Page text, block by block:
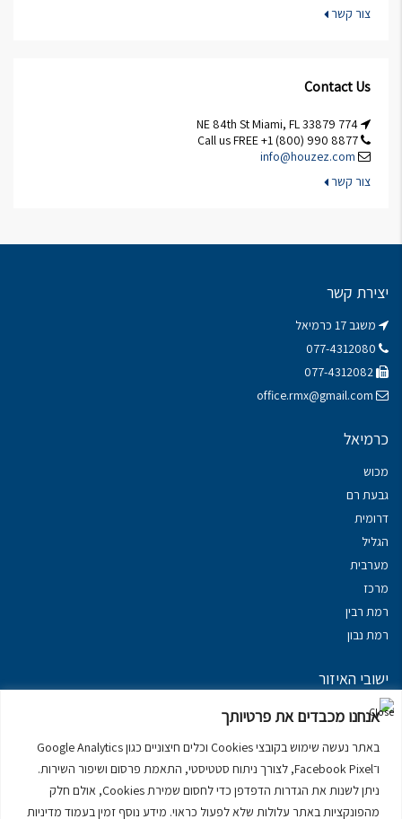
אנחנו מכבדים את פרטיותך
באתר נעשה שימוש בקובצי Cookies וכלים חיצוניים כגון Google Analytics
ו־Facebook Pixel, לצורך ניתוח סטטיסטי, התאמת פרסום ושיפור השירות.
ניתן לשנות את הגדרות הדפדפן כדי לחסום שמירת Cookies, אולם חלק
מהפונקציות באתר עלולות שלא לפעול כראוי. מידע נוסף זמין בעמוד מדיניות
צור קשר
Contact Us
info@houzez.com
צור קשר
יצירת קשר
משגב 17 כרמיאל
office.rmx@gmail.com
כרמיאל
מכוש
גבעת רם
דרומית
הגליל
מערבית
מרכז
רמת רבין
רמת נבון
ישובי האיזור
נכסים במשגב
מרום הגליל